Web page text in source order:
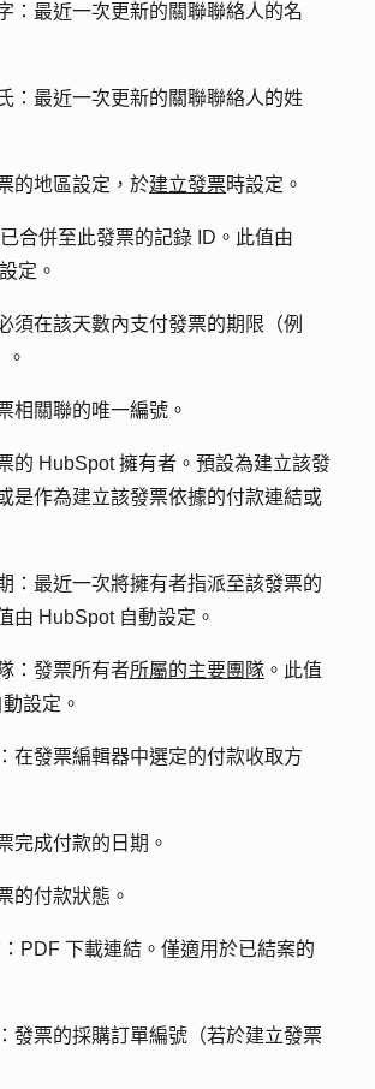
： 最近一次更新的關聯聯絡人的名
： 最近一次更新的關聯聯絡人的姓
的地區設定，於建立發票時設定。
已合併至此發票的記錄 ID。此值由
定。
須在該天數內支付發票的期限（例
相關聯的唯一編號。
的 HubSpot 擁有者。預設為建立該發
是作為建立該發票依據的付款連結或
： 最近一次將擁有者指派至該發票的
由 HubSpot 自動設定。
： 發票所有者所屬的主要團隊 。此值
設定。
在發票編輯器中選定的付款收取方
完成付款的日期。
的付款狀態。
PDF 下載連結。僅適用於已結案的
發票的採購訂單編號（若於建立發票